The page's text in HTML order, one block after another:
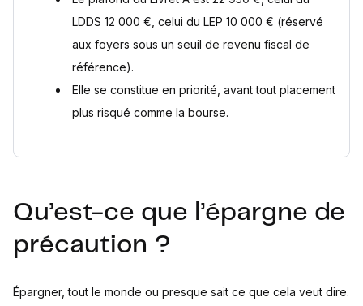
LDDS 12 000 €, celui du LEP 10 000 € (réservé
aux foyers sous un seuil de revenu fiscal de
référence).
Elle se constitue en priorité, avant tout placement
plus risqué comme la bourse.
Qu’est-ce que l’épargne de
précaution ?
Épargner, tout le monde ou presque sait ce que cela veut dire.